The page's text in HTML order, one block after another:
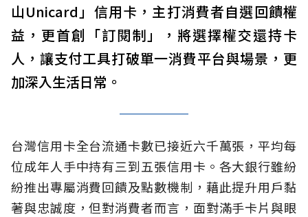
山Unicard」信用卡，主打消費者自選回饋權
益，更首創「訂閱制」，將選擇權交還持卡
人，讓支付工具打破單一消費平台與場景，更
加深入生活日常。
台灣信用卡全台流通卡數已接近六千萬張，平均每
位成年人手中持有三到五張信用卡。各大銀行雖紛
紛推出專屬消費回饋及點數機制，藉此提升用戶黏
著與忠誠度，但對消費者而言，面對滿手卡片與眼